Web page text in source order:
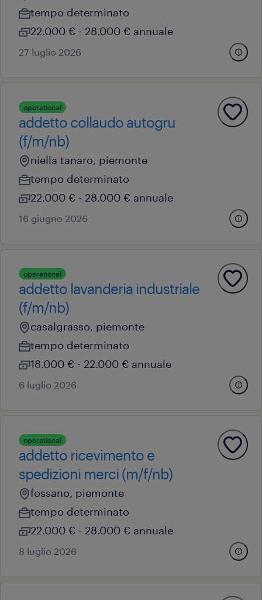
tempo determinato
22.000 € - 28.000 € annuale
27 luglio 2026
operational
addetto collaudo autogru
(f/m/nb)
niella tanaro, piemonte
tempo determinato
22.000 € - 28.000 € annuale
16 giugno 2026
operational
addetto lavanderia industriale
(f/m/nb)
casalgrasso, piemonte
tempo determinato
18.000 € - 22.000 € annuale
6 luglio 2026
operational
addetto ricevimento e
spedizioni merci (m/f/nb)
fossano, piemonte
tempo determinato
22.000 € - 28.000 € annuale
8 luglio 2026